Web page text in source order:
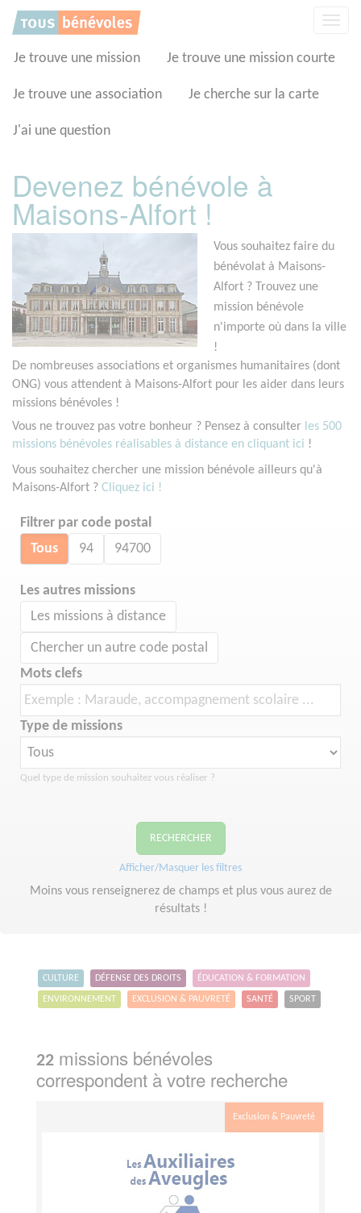
Je trouve une mission Je trouve une mission courte
Je trouve une association Je cherche sur la carte
J'ai une question
Devenez bénévole à
Maisons-Alfort !
Vous souhaitez faire du
bénévolat à Maisons-
Alfort ? Trouvez une
mission bénévole
n'importe où dans la ville
!
De nombreuses associations et organismes humanitaires (dont
ONG) vous attendent à Maisons-Alfort pour les aider dans leurs
missions bénévoles !
Vous ne trouvez pas votre bonheur ? Pensez à consulter les 500
missions bénévoles réalisables à distance en cliquant ici !
Vous souhaitez chercher une mission bénévole ailleurs qu'à
Maisons-Alfort ? Cliquez ici !
Filtrer par code postal
Tous 94 94700
Les autres missions
Les missions à distance
Chercher un autre code postal
Mots clefs
Type de missions
Quel type de mission souhaitez vous réaliser ?
RECHERCHER
Afficher/Masquer les filtres
Moins vous renseignerez de champs et plus vous aurez de
résultats !
CULTURE DÉFENSE DES DROITS ÉDUCATION & FORMATION
ENVIRONNEMENT EXCLUSION & PAUVRETÉ SANTÉ SPORT
22 missions bénévoles
correspondent à votre recherche
Exclusion & Pauvreté
Panneau de gestion des cookies